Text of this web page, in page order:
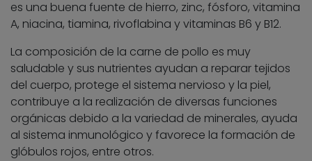
es una buena fuente de hierro, zinc, fósforo, vitamina
A, niacina, tiamina, rivoflabina y vitaminas B6 y B12.
La composición de la carne de pollo es muy
saludable y sus nutrientes ayudan a reparar tejidos
del cuerpo, protege el sistema nervioso y la piel,
contribuye a la realización de diversas funciones
orgánicas debido a la variedad de minerales, ayuda
al sistema inmunológico y favorece la formación de
glóbulos rojos, entre otros.